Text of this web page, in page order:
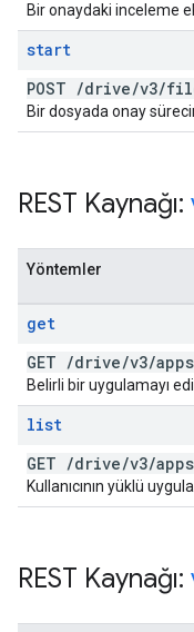
Bir onaydaki inceleme
start
POST /drive/v3/
Bir dosyada onay
REST Kaynağı:
Yöntemler
get
GET /drive/v3/apps
Belirli bir uygulamayı
list
GET /drive/v3/apps
Kullanıcının yüklü
REST Kaynağı: